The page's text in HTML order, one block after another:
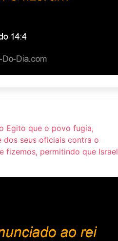
Egito que o povo fugia,
dos seus oficiais contra o
fizemos, permitindo que Israel